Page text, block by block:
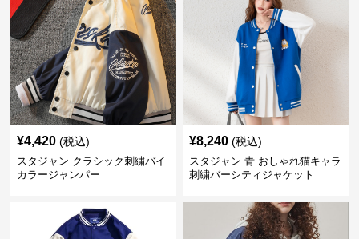
¥4,420 (税込)
スタジャン クラシック刺繍バイ
カラージャンパー
¥8,240 (税込)
スタジャン 青 おしゃれ猫キャラ
刺繍バーシティジャケット